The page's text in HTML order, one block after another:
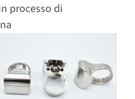
processo di